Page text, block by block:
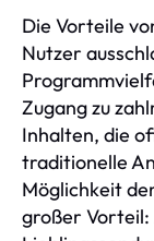
Die Vorteile
Nutzer
Zugang zu
Inhalten, die
traditionelle
Möglichkeit
großer Vorteil: